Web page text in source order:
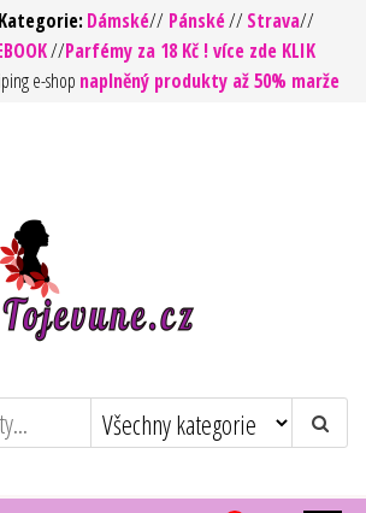
Dámské// Pánské//Strava//
//Parfémy za 18 Kč ! více zde KLIK
e-shop naplněný produkty až 50% marže
! – Kvalita za rozumnou
cenu
https://tojevune.cz/